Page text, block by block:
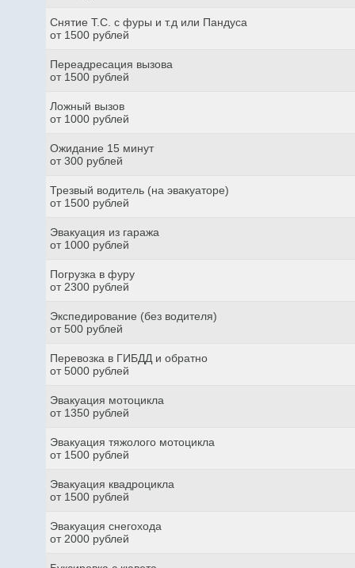
Снятие Т.С. с фуры и т.д или Пандуса
от 1500 рублей
Переадресация вызова
от 1500 рублей
Ложный вызов
от 1000 рублей
Ожидание 15 минут
от 300 рублей
Трезвый водитель (на эвакуаторе)
от 1500 рублей
Эвакуация из гаража
от 1000 рублей
Погрузка в фуру
от 2300 рублей
Экспедирование (без водителя)
от 500 рублей
Перевозка в ГИБДД и обратно
от 5000 рублей
Эвакуация мотоцикла
от 1350 рублей
Эвакуация тяжолого мотоцикла
от 1500 рублей
Эвакуация квадроцикла
от 1500 рублей
Эвакуация снегохода
от 2000 рублей